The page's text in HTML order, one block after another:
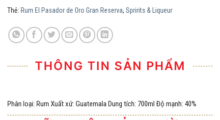
Thẻ: Rum El Pasador de Oro Gran Reserva, Spririts & Liqueur
THÔNG TIN SẢN PHẨM
Phân loại: Rum Xuất xứ: Guatemala Dung tích: 700ml Độ mạnh: 40%